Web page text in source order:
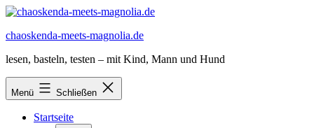
Zum
springen
chaoskenda-meets-magnolia.de
lesen, basteln, testen – mit Kind, Mann und Hund
Menü Schließen
Startseite